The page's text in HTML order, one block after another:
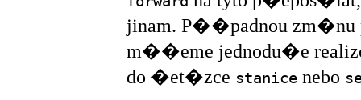
jinam. P��padnou
m��eme jednodu�e
do �et�zce stanice nebo